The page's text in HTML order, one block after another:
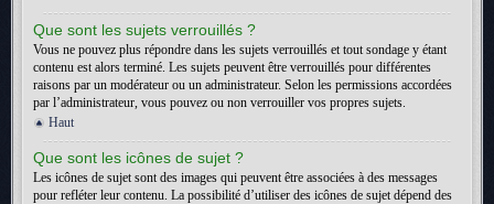
Que sont les sujets verrouillés ?
Vous ne pouvez plus répondre dans les sujets verrouillés et tout sondage y étant
contenu est alors terminé. Les sujets peuvent être verrouillés pour différentes
raisons par un modérateur ou un administrateur. Selon les permissions accordées
par l’administrateur, vous pouvez ou non verrouiller vos propres sujets.
Haut
Que sont les icônes de sujet ?
Les icônes de sujet sont des images qui peuvent être associées à des messages
pour refléter leur contenu. La possibilité d’utiliser des icônes de sujet dépend des